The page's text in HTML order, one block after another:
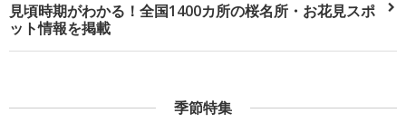
見頃時期がわかる！全国1400カ所の桜名所・お花見スポ
ット情報を掲載
季節特集